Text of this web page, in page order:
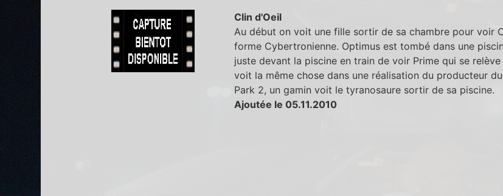
Clin d'Oeil
Au début on voit une fille sortir de sa chambre pour voir
forme Cybertronienne. Optimus est tombé dans une
juste devant la piscine en train de voir Prime qui se
voit la même chose dans une réalisation du producteur
Park 2, un gamin voit le tyranosaure sortir de sa piscine.
Ajoutée le 05.11.2010